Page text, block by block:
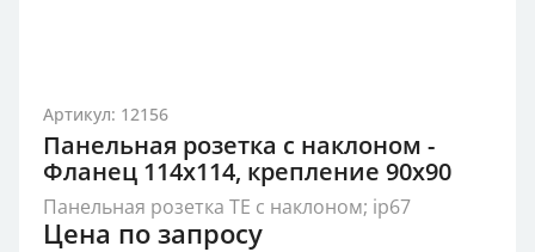
Артикул: 12156
Панельная розетка с наклоном -
Фланец 114x114, крепление 90x90
Панельная розетка TE с наклоном; ip67
Цена по запросу